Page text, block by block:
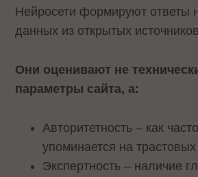
Нейросети формируют ответы
данных из открытых
Они оценивают не
параметры сайта, а:
Авторитетность – как
упоминается на
Экспертность – наличие